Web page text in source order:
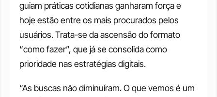
guiam práticas cotidianas ganharam força e
hoje estão entre os mais procurados pelos
usuários. Trata-se da ascensão do formato
“como fazer”, que já se consolida como
prioridade nas estratégias digitais.
“As buscas não diminuíram. O que vemos é um